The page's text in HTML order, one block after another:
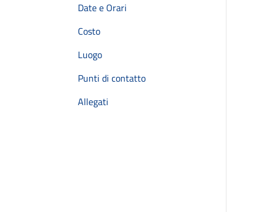
Date e Orari
Costo
Luogo
Punti di contatto
Allegati